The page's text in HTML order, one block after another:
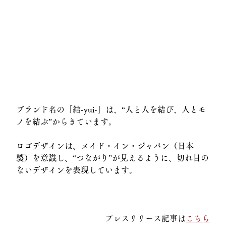
ブランド名の「結-yui-」は、“人と人を結び、人とモ
ノを結ぶ”からきています。
ロゴデザインは、メイド・イン・ジャパン（日本
製）を意識し、“つながり”が見えるように、切れ目の
ないデザインを表現しています。
プレスリリース記事は こちら